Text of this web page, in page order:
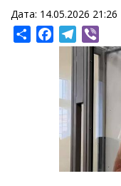
Дата: 14.05.2026 21:26
ShareFacebookTelegram